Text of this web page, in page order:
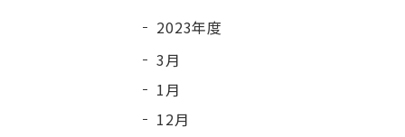
2023年度
3月
1月
12月